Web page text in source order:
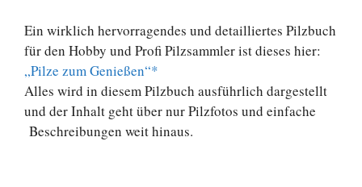
Ein wirklich hervorragendes und detailliertes Pilzbuch
für den Hobby und Profi Pilzsammler ist dieses hier:
„Pilze zum Genießen“*
Alles wird in diesem Pilzbuch ausführlich dargestellt
und der Inhalt geht über nur Pilzfotos und einfache
Beschreibungen weit hinaus.